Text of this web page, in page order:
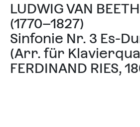
LUDWIG VAN
(1770–1827)
Sinfonie Nr. 3 Es-
(Arr. für
FERDINAND RIES,